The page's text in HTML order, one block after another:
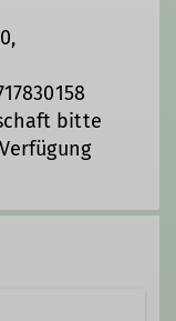
bitte